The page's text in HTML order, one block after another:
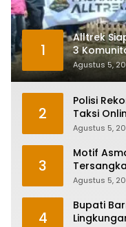
1
Alltrek
3
Makassar
Agustus 5,
2
Polisi
Taksi
Agustus 5,
3
Motif
Online di
Agustus 5,
4
Bupati